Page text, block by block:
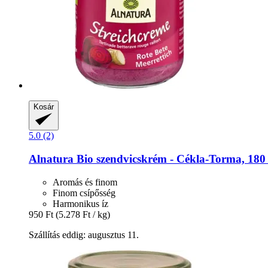
Kosár
5.0 (2)
Alnatura Bio szendvicskrém -​ Cékla-​Torma, 180
Aromás és finom
Finom csípősség
Harmonikus íz
950 Ft (5.278 Ft / kg)
Szállítás eddig: augusztus 11.